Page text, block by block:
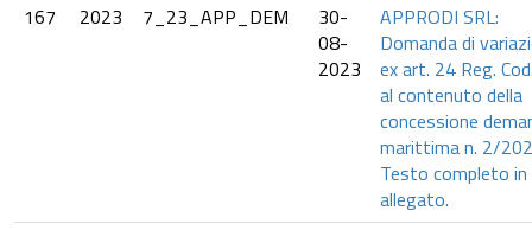
167
2023 7_23_APP_DEM
30-
08-
2023
APPRODI SRL:
Domanda di
ex art. 24 Reg.
al contenuto della
concessione
marittima n. 2/
Testo completo in
allegato.